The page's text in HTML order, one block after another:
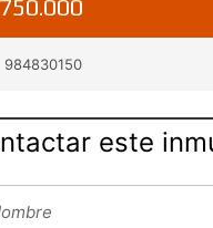
984830150
este